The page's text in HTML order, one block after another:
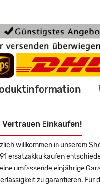
Vertrauen Einkaufen!
willkommen in unserem
ersatzakku kaufen
umfassende einjährige
zu garantieren. Für